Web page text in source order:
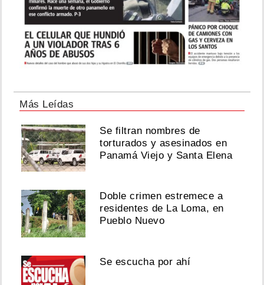
Más Leídas
Se filtran nombres de
torturados y asesinados en
Panamá Viejo y Santa Elena
Doble crimen estremece a
residentes de La Loma, en
Pueblo Nuevo
Se escucha por ahí